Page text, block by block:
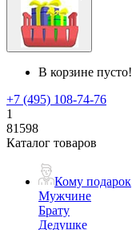
В корзине пусто!
+7 (495) 108-74-76
1
81598
Каталог товаров
Кому подарок
Мужчине
Брату
Дедушке